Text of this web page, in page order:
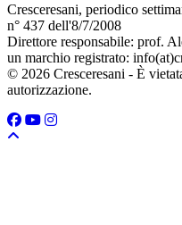
Cresceresani, periodico
n° 437 dell'8/7/2008
Direttore responsabile: prof.
un marchio registrato:
© 2026 Cresceresani - È
autorizzazione.